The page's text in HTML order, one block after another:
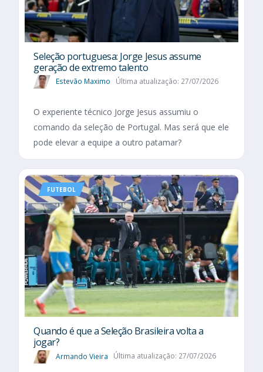
Seleção portuguesa: Jorge Jesus assume
geração de extremo talento
Estevão Maximo Última atualização: 27/07/2026
O experiente técnico Jorge Jesus assumiu o
comando da seleção de Portugal. Mas será que ele
pode elevar a equipe a outro patamar?
FUTEBOL
Quando é que a Seleção Brasileira volta a
jogar?
Armando Vieira Última atualização: 27/07/2026